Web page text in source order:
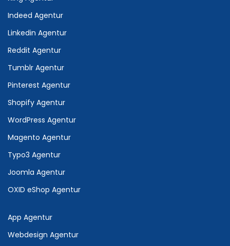
Indeed Agentur
Linkedin Agentur
Reddit Agentur
Tumblr Agentur
Pinterest Agentur
Shopify Agentur
WordPress Agentur
Magento Agentur
Typo3 Agentur
Joomla Agentur
OXID eShop Agentur
App Agentur
Webdesign Agentur